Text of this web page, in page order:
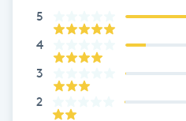
Color correction
Cryoterapi
5
4
3
2